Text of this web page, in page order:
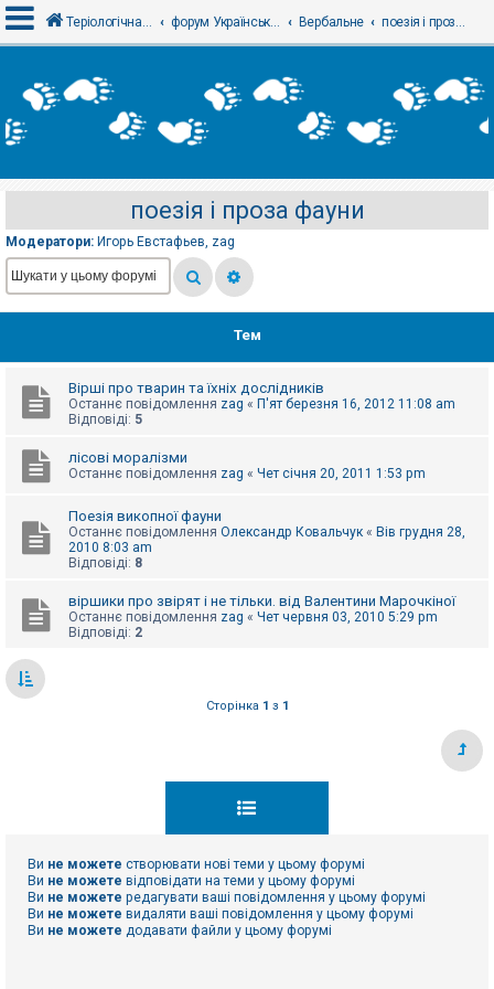
х
і
е
є
с
т
р
а
Т
м
б
в
д
в
д
й
Теріологічна школа форум Українського теріологічного товариства Вербальне поезія і проза фауни
поезія і проза фауни
Модератори: Игорь Евстафьев, zag
Тем
Вірші про тварин та їхніх дослідників
Останнє повідомлення zag « П'ят березня 16, 2012 11:08 am
Відповіді: 5
лісові моралізми
Останнє повідомлення zag « Чет січня 20, 2011 1:53 pm
Поезія викопної фауни
Останнє повідомлення Олександр Ковальчук « Вів грудня 28,
2010 8:03 am
Відповіді: 8
віршики про звірят і не тільки. від Валентини Марочкіної
Останнє повідомлення zag « Чет червня 03, 2010 5:29 pm
Відповіді: 2
Сторінка 1 з 1
Ви не можете створювати нові теми у цьому форумі
Ви не можете відповідати на теми у цьому форумі
Ви не можете редагувати ваші повідомлення у цьому форумі
Ви не можете видаляти ваші повідомлення у цьому форумі
Ви не можете додавати файли у цьому форумі